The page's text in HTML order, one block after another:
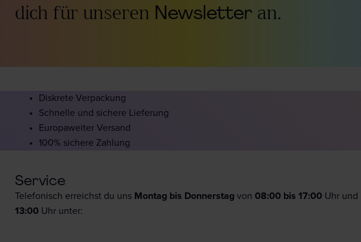
dich für unseren Newsletter an.
Diskrete Verpackung
Schnelle und sichere Lieferung
Europaweiter Versand
100% sichere Zahlung
Service
Telefonisch erreichst du uns Montag bis Donnerstag von 08:00 bis 17:00 Uhr und
13:00 Uhr unter: